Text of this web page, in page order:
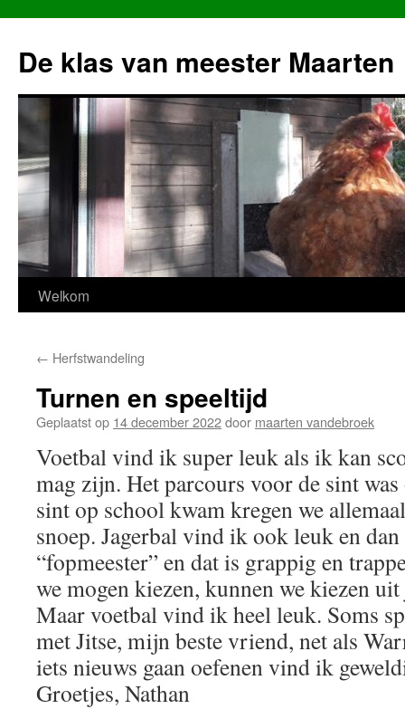
de
inhoud
De klas van meester Maarten
Welkom
← Herfstwandeling
Turnen en speeltijd
Geplaatst op 14 december 2022door maarten vandebroek
Voetbal vind ik super leuk als ik kan
mag zijn. Het parcours voor de sint
sint op school kwam kregen we
snoep. Jagerbal vind ik ook leuk en dan
“fopmeester” en dat is grappig en
we mogen kiezen, kunnen we kiezen
Maar voetbal vind ik heel leuk. Soms
met Jitse, mijn beste vriend, net als
iets nieuws gaan oefenen vind ik
Groetjes, Nathan